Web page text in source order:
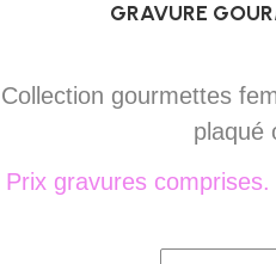
GRAVURE
Collection gourmettes
plaqué
Prix gravures